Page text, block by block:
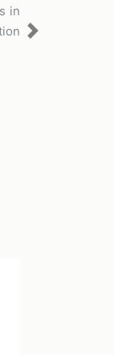
in
Next